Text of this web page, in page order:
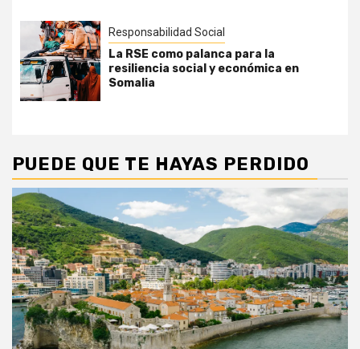
Responsabilidad Social
La RSE como palanca para la
resiliencia social y económica en
Somalia
PUEDE QUE TE HAYAS PERDIDO